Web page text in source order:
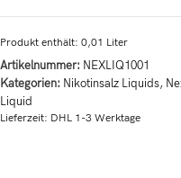
Produkt enthält: 0,01 Liter
Artikelnummer: NEXLIQ1001
Kategorien: Nikotinsalz Liquids,
Liquid
Lieferzeit: DHL 1-3 Werktage